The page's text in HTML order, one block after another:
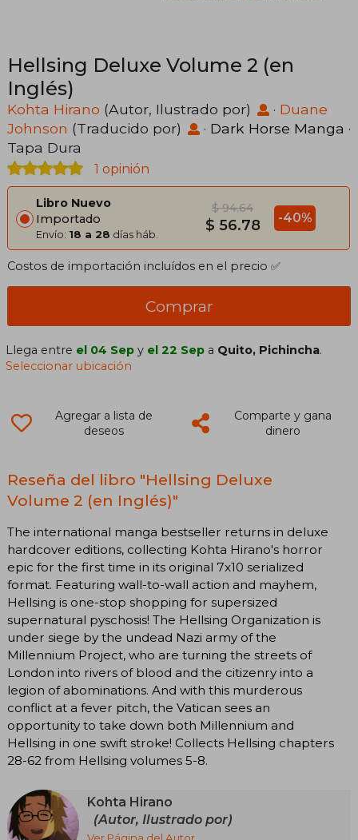
Hellsing Deluxe Volume 2 (en
Inglés)
Kohta Hirano (Autor, Ilustrado por) · Duane
Johnson (Traducido por) · Dark Horse Manga ·
Tapa Dura
1 opinión
Libro Nuevo
Importado
Envío: 18 a 28 días háb.
$ 94.64
$ 56.78 -40%
Costos de importación incluídos en el precio ✅
Comprar
Llega entre el 04 Sep y el 22 Sep a Quito, Pichincha.
Seleccionar ubicación
Agregar a lista de
deseos
Comparte y gana
dinero
Reseña del libro "Hellsing Deluxe
Volume 2 (en Inglés)"
The international manga bestseller returns in deluxe
hardcover editions, collecting Kohta Hirano's horror
epic for the first time in its original 7x10 serialized
format. Featuring wall-to-wall action and mayhem,
Hellsing is one-stop shopping for supersized
supernatural pyschosis! The Hellsing Organization is
under siege by the undead Nazi army of the
Millennium Project, who are turning the streets of
London into rivers of blood and the citizenry into a
legion of abominations. And with this murderous
conflict at a fever pitch, the Vatican sees an
opportunity to take down both Millennium and
Hellsing in one swift stroke! Collects Hellsing chapters
28-62 from Hellsing volumes 5-8.
Kohta Hirano
(Autor, Ilustrado por)